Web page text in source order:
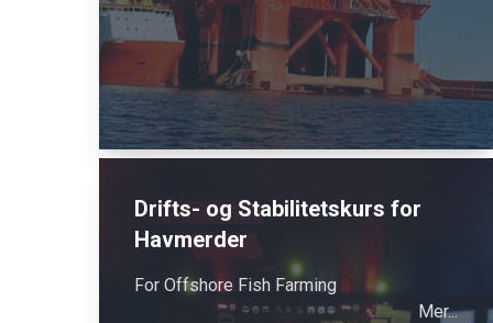
Drifts- og Stabilitetskurs for
Havmerder
For Offshore Fish Farming
Mer...